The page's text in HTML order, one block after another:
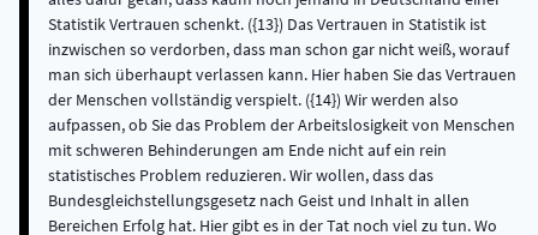
Statistik Vertrauen schenkt. ({13}) Das Vertrauen in Statistik ist
inzwischen so verdorben, dass man schon gar nicht weiß, worauf
man sich überhaupt verlassen kann. Hier haben Sie das Vertrauen
der Menschen vollständig verspielt. ({14}) Wir werden also
aufpassen, ob Sie das Problem der Arbeitslosigkeit von Menschen
mit schweren Behinderungen am Ende nicht auf ein rein
statistisches Problem reduzieren. Wir wollen, dass das
Bundesgleichstellungsgesetz nach Geist und Inhalt in allen
Bereichen Erfolg hat. Hier gibt es in der Tat noch viel zu tun. Wo